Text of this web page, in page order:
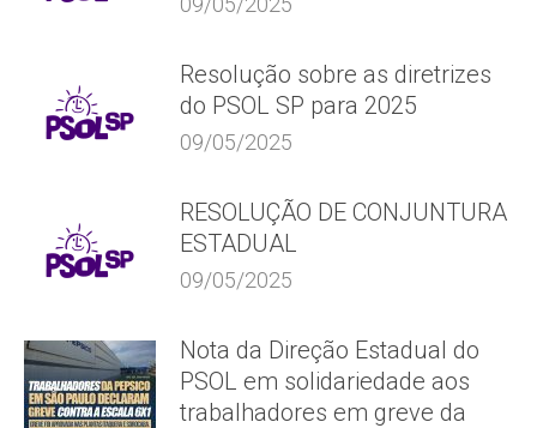
Resolução sobre as diretrizes
do PSOL SP para 2025
09/05/2025
RESOLUÇÃO DE CONJUNTURA
ESTADUAL
09/05/2025
Nota da Direção Estadual do
PSOL em solidariedade aos
trabalhadores em greve da